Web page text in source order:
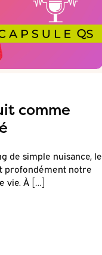
comme
de simple nuisance, le
profondément notre
vie. À […]